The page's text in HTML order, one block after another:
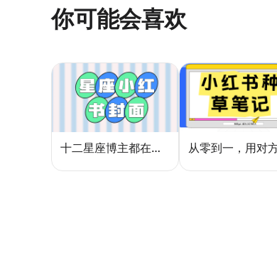
你可能会喜欢
十二星座博主都在用的封面密码，星座小红书封面标题这样写才吸睛